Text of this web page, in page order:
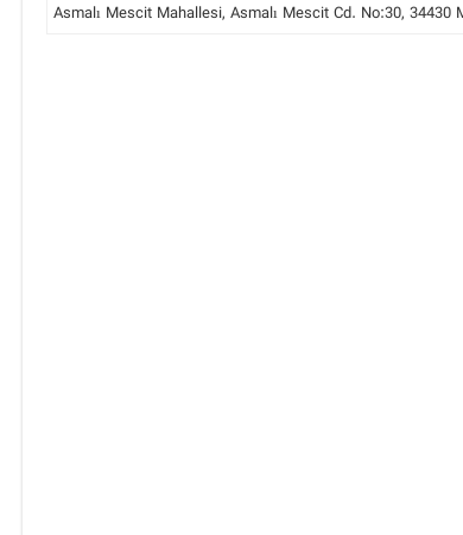
Asmalı Mescit Mahallesi, Asmalı Mescit Cd. No:30, 34430